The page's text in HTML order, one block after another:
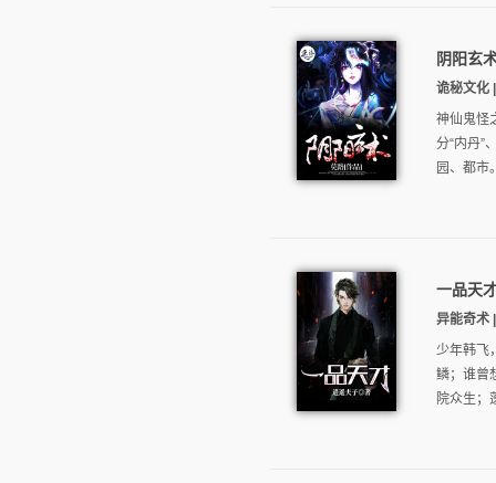
阴阳玄
诡秘文化
神仙鬼怪
分“内丹”
园、都市
一品天
异能奇术
少年韩飞
鳞；谁曾
院众生；